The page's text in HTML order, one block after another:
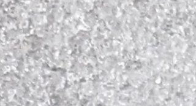
budou nenápadně ujídat z pánve! Skvěle
dochucený tempeh, tofu nebo seitan,
hromada čerstvých bylinek, křupavá
poctivá zálivka a rýžové bún nudle. Tenhle
recept je z 90 % o krájení, zbytek šup, šup
pánvi. Nebojte se toho! Ochuťte si tempeh
tofu #tempeh nebo